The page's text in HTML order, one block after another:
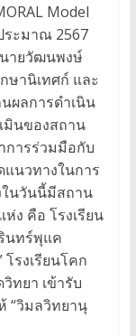
Model
ระมาณ 2567
ายวัฒนพงษ์
ษานิเทศก์ และ
ผลการดำเนิน
มินของสถาน
การร่วมมือกับ
นวทางในการ
นวันนี้มีสถาน
ง คือ โรงเรียน
นทร์พุแค
รงเรียนโคก
ทยา เข้ารับ
“วิมลวิทยานุ